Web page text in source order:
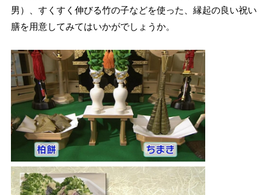
男）、すくすく伸びる竹の子などを使った、縁起の良い祝い
膳を用意してみてはいかがでしょうか。